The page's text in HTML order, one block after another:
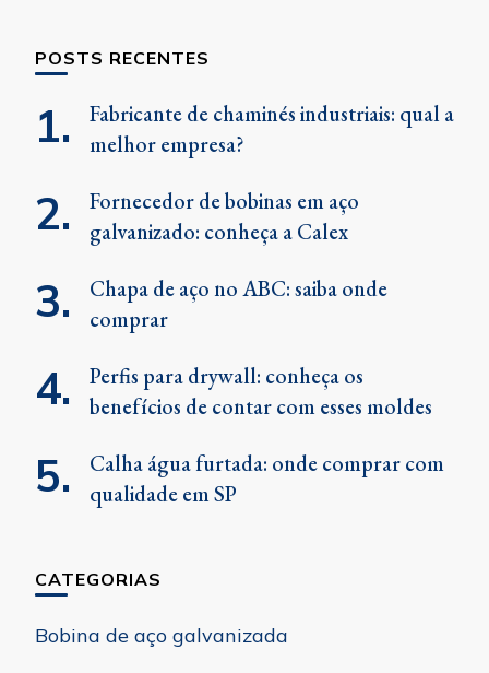
POSTS RECENTES
Fabricante de chaminés industriais: qual a
melhor empresa?
Fornecedor de bobinas em aço
galvanizado: conheça a Calex
Chapa de aço no ABC: saiba onde
comprar
Perfis para drywall: conheça os
benefícios de contar com esses moldes
Calha água furtada: onde comprar com
qualidade em SP
CATEGORIAS
Bobina de aço galvanizada